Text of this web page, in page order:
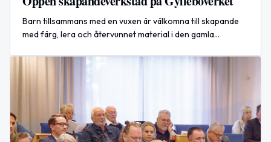
Barn tillsammans med en vuxen är välkomna till skapande
med färg, lera och återvunnet material i den gamla